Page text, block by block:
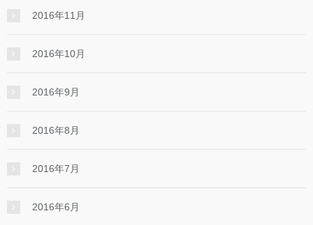
2016年11月
2016年10月
2016年9月
2016年8月
2016年7月
2016年6月